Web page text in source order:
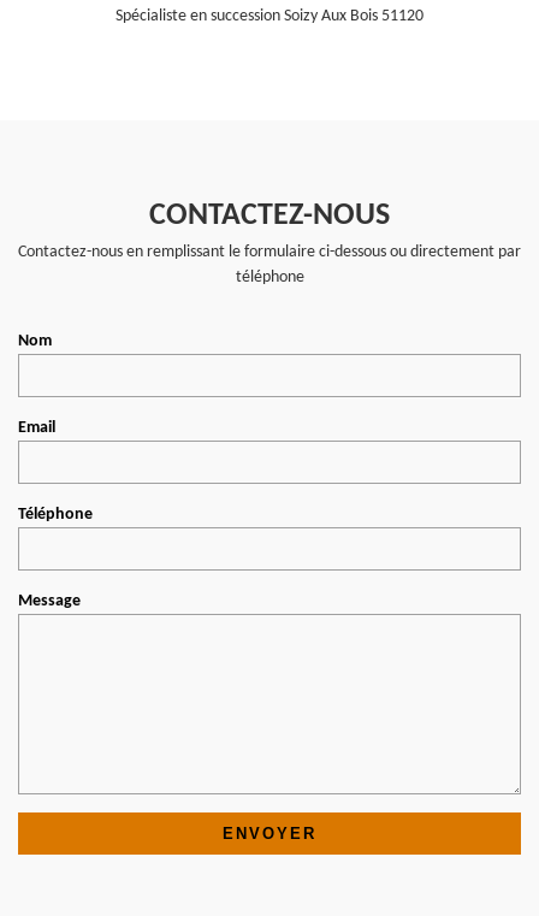
Spécialiste en succession Soizy Aux Bois 51120
CONTACTEZ-NOUS
Contactez-nous en remplissant le formulaire ci-dessous ou directement par
téléphone
Nom
Email
Téléphone
Message